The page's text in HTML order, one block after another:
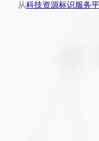
从科技资源标识服务